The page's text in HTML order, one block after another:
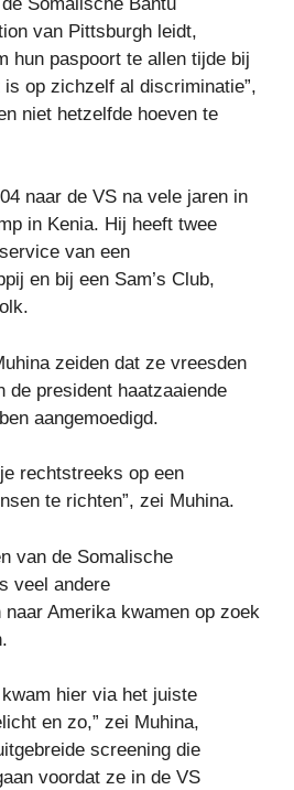
van Pittsburgh leidt,
hun paspoort te allen tijde bij
is op zichzelf al discriminatie”,
niet hetzelfde hoeven te
naar de VS na vele jaren in
in Kenia. Hij heeft twee
van een
en bij een Sam’s Club,
zeiden dat ze vreesden
de president haatzaaiende
aangemoedigd.
rechtstreeks op een
te richten”, zei Muhina.
van de Somalische
veel andere
naar Amerika kwamen op zoek
hier via het juiste
en zo,” zei Muhina,
screening die
voordat ze in de VS